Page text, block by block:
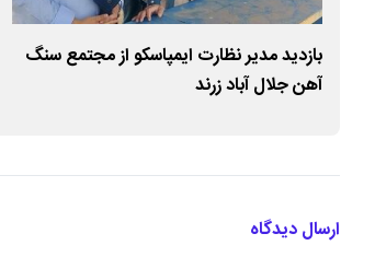
بازدید مدیر نظارت ایمپاسکو از مجتمع سنگ
آهن جلال‌ آباد زرند
ارسال دیدگاه